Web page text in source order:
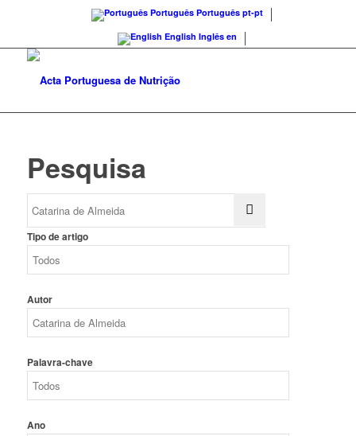
Português Português pt-pt
English Inglês en
Pesquisa
Tipo de artigo
Autor
Palavra-chave
Ano